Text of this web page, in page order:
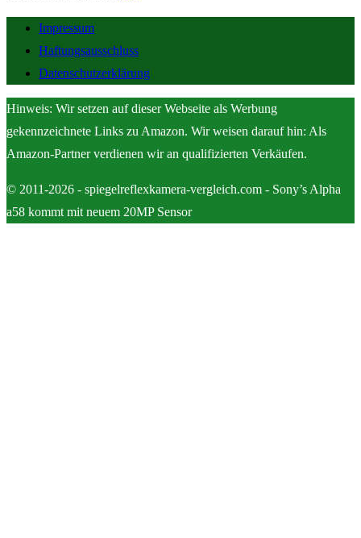
Impressum
Haftungsausschluss
Datenschutzerklärung
Hinweis: Wir setzen auf dieser Webseite als Werbung
gekennzeichnete Links zu Amazon. Wir weisen darauf hin: Als
Amazon-Partner verdienen wir an qualifizierten Verkäufen.
© 2011-2026 - spiegelreflexkamera-vergleich.com - Sony’s Alpha
a58 kommt mit neuem 20MP Sensor